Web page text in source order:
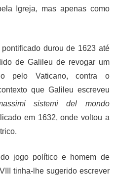
Igreja, mas apenas como
durou de 1623 até
de Galileu de revogar um
pelo Vaticano, contra o
que Galileu escreveu
sistemi del mondo
em 1632, onde voltou a
jogo político e homem de
tinha-lhe sugerido escrever